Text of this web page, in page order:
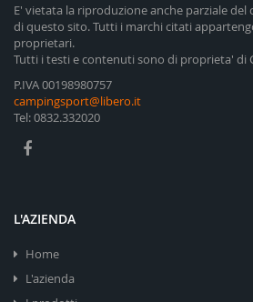
E' vietata la riproduzione anche parziale
di questo sito. Tutti i marchi citati
proprietari.
Tutti i testi e contenuti sono di proprieta' di
P.IVA 00198980757
campingsport@libero.it
Tel: 0832.332020
L'AZIENDA
Home
L'azienda